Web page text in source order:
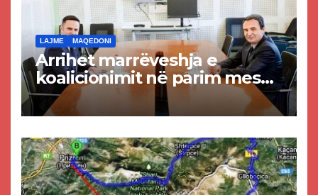
LAJME MAQEDONI
Arrihet marrëveshja e
koalicionimit në parim mes
Kurtit dhe Abdixhikut